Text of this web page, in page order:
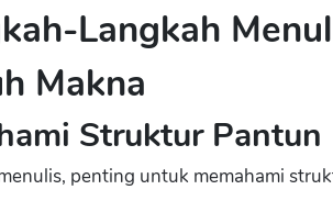
Langkah
Makna
Struktur Pantun
penting untuk memahami